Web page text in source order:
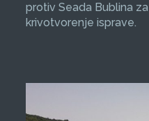
protiv Seada Bublina
krivotvorenje isprave.